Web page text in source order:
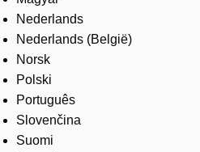
Nederlands
Nederlands (België)
Norsk
Polski
Português
Slovenčina
Suomi